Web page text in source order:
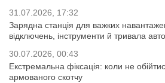
31.07.2026, 17:32
Зарядна станція для важких
відключень, інструменти й тривала
30.07.2026, 00:43
Екстремальна фіксація: коли не
армованого скотчу